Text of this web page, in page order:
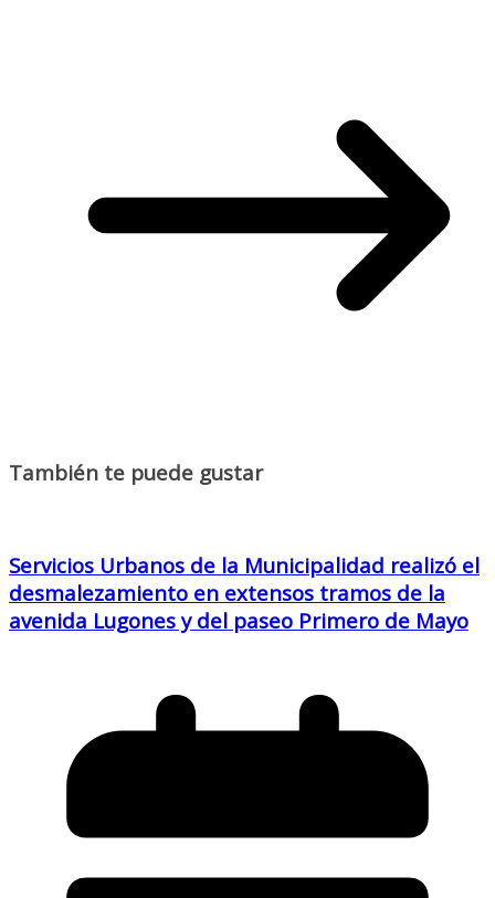
También te puede gustar
Servicios Urbanos de la Municipalidad realizó el
desmalezamiento en extensos tramos de la
avenida Lugones y del paseo Primero de Mayo